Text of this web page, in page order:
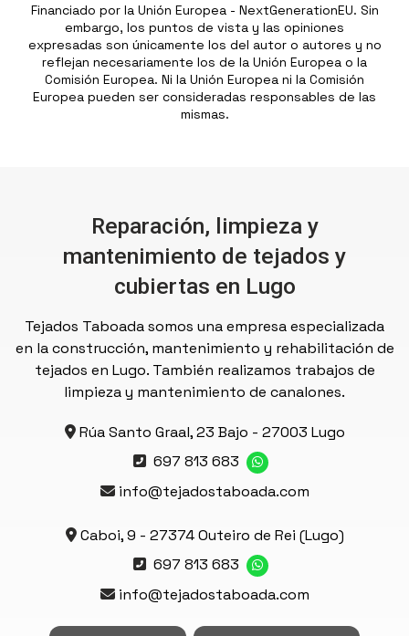
Financiado por la Unión Europea - NextGenerationEU. Sin
embargo, los puntos de vista y las opiniones
expresadas son únicamente los del autor o autores y no
reflejan necesariamente los de la Unión Europea o la
Comisión Europea. Ni la Unión Europea ni la Comisión
Europea pueden ser consideradas responsables de las
mismas.
Reparación, limpieza y
mantenimiento de tejados y
cubiertas en Lugo
Tejados Taboada somos una empresa especializada
en la construcción, mantenimiento y rehabilitación de
tejados en Lugo. También realizamos trabajos de
limpieza y mantenimiento de canalones.
Rúa Santo Graal, 23 Bajo - 27003 Lugo
697 813 683
info@tejadostaboada.com
Caboi, 9 - 27374 Outeiro de Rei (Lugo)
697 813 683
info@tejadostaboada.com